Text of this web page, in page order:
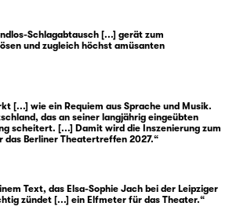
biedermeierlichen
die Märchenfiguren
Kino. Aschenputtel sogar
sie plötzlich verzauberte
musste sich dafür
kam die rettende Hilfe
nun von einer Horde
Schlagabtausch [...] gerät zum
und zugleich höchst amüsanten
[...] wie ein Requiem aus Sprache und Musik.
das an seiner langjährig eingeübten
scheitert. [...] Damit wird die Inszenierung zum
das Berliner Theatertreffen 2027.“
Text, das Elsa-Sophie Jach bei der Leipziger
zündet [...] ein Elfmeter für das Theater.“